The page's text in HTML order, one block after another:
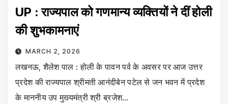
UP : राज्यपाल को गणमान्य व्यक्तियों ने दीं होली
की शुभकामनाएं
MARCH 2, 2026
लखनऊ, शैलेश पाल : होली के पावन पर्व के अवसर पर आज उत्तर
प्रदेश की राज्यपाल श्रीमती आनंदीबेन पटेल से जन भवन में प्रदेश
के माननीय उप मुख्यमंत्री श्री ब्रजेश…